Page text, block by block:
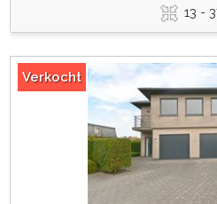
13 -
Verkocht